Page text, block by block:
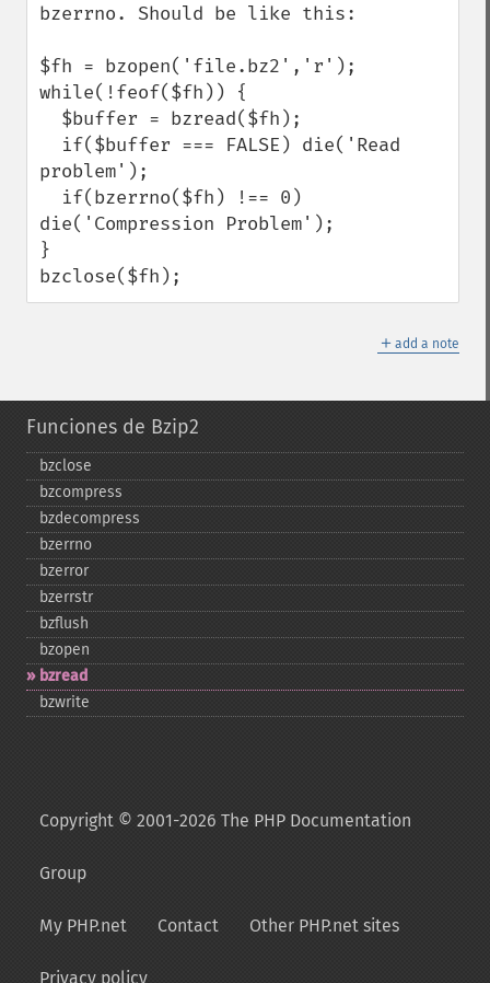
bzerrno. Should be like this:
$fh = bzopen('file.bz2','r');
while(!feof($fh)) {
problem');
die('Compression Problem');
}
bzclose($fh);
＋ add a note
Funciones de Bzip2
bzclose
bzcompress
bzdecompress
bzerrno
bzerror
bzerrstr
bzflush
bzopen
bzread
bzwrite
Copyright © 2001-2026 The PHP Documentation
Group
My PHP.net Contact Other PHP.net sites
Privacy policy